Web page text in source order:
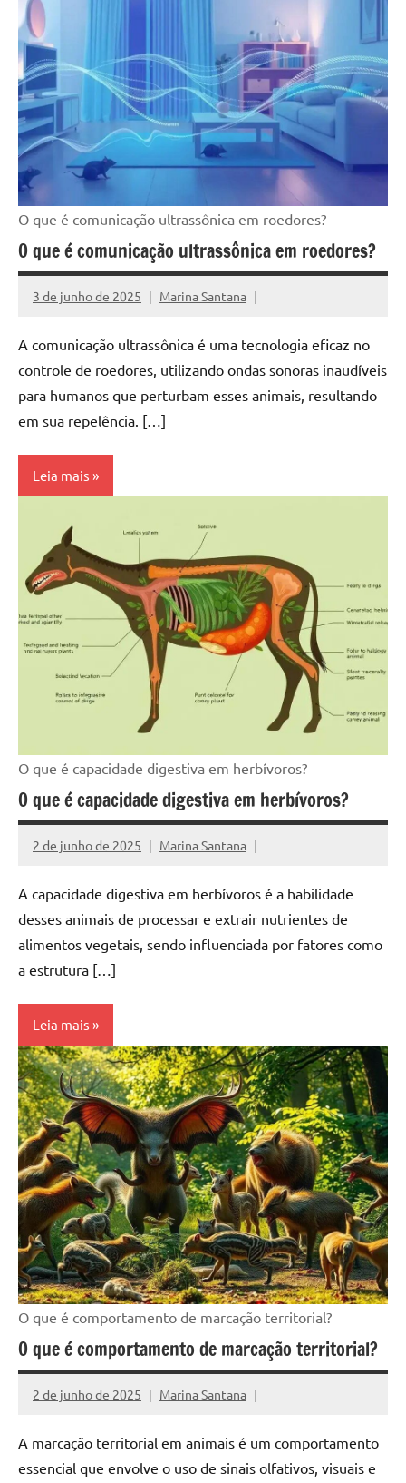
O que é comunicação ultrassônica em roedores?
O que é comunicação ultrassônica em roedores?
3 de junho de 2025 Marina Santana
A comunicação ultrassônica é uma tecnologia eficaz no
controle de roedores, utilizando ondas sonoras inaudíveis
para humanos que perturbam esses animais, resultando
em sua repelência. […]
Leia mais
O que é capacidade digestiva em herbívoros?
O que é capacidade digestiva em herbívoros?
2 de junho de 2025 Marina Santana
A capacidade digestiva em herbívoros é a habilidade
desses animais de processar e extrair nutrientes de
alimentos vegetais, sendo influenciada por fatores como
a estrutura […]
Leia mais
O que é comportamento de marcação territorial?
O que é comportamento de marcação territorial?
2 de junho de 2025 Marina Santana
A marcação territorial em animais é um comportamento
essencial que envolve o uso de sinais olfativos, visuais e